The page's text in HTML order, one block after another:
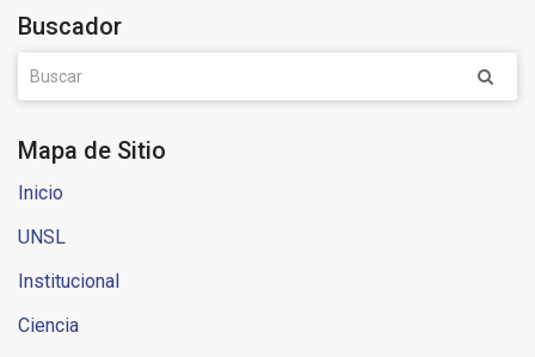
Buscador
Mapa de Sitio
Inicio
UNSL
Institucional
Ciencia